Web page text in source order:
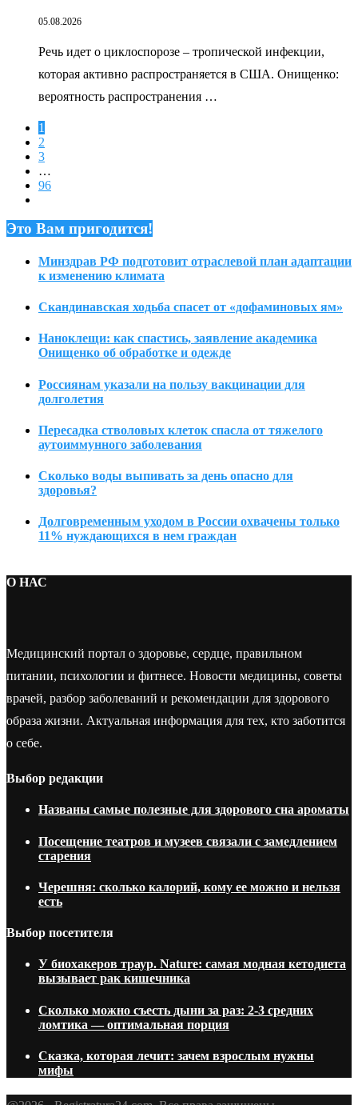
05.08.2026
Речь идет о циклоспорозе – тропической инфекции,
которая активно распространяется в США. Онищенко:
вероятность распространения …
1
2
3
…
96
Это Вам пригодится!
Минздрав РФ подготовит отраслевой план адаптации
к изменению климата
Скандинавская ходьба спасет от «дофаминовых ям»
Наноклещи: как спастись, заявление академика
Онищенко об обработке и одежде
Россиянам указали на пользу вакцинации для
долголетия
Пересадка стволовых клеток спасла от тяжелого
аутоиммунного заболевания
Сколько воды выпивать за день опасно для
здоровья?
Долговременным уходом в России охвачены только
11% нуждающихся в нем граждан
О НАС
Медицинский портал о здоровье, сердце, правильном
питании, психологии и фитнесе. Новости медицины, советы
врачей, разбор заболеваний и рекомендации для здорового
образа жизни. Актуальная информация для тех, кто заботится
о себе.
Выбор редакции
Названы самые полезные для здорового сна ароматы
Посещение театров и музеев связали с замедлением
старения
Черешня: сколько калорий, кому ее можно и нельзя
есть
Выбор посетителя
У биохакеров траур. Nature: самая модная кетодиета
вызывает рак кишечника
Сколько можно съесть дыни за раз: 2-3 средних
ломтика — оптимальная порция
Сказка, которая лечит: зачем взрослым нужны
мифы